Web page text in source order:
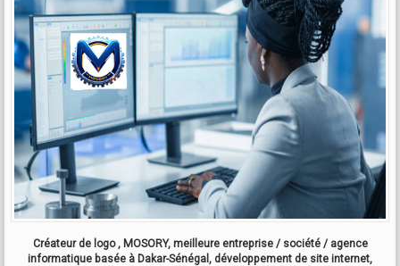
Créateur de logo , MOSORY, meilleure entreprise / société / agence
informatique basée à Dakar-Sénégal, développement de site internet,